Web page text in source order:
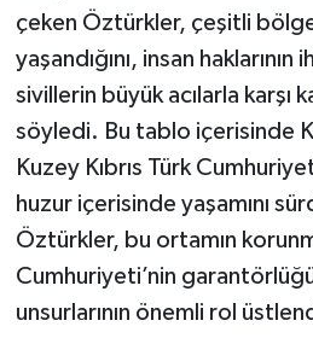
çeken Öztürkler, çeşitli
yaşandığını, insan
sivillerin büyük acılarla karşı
söyledi. Bu tablo içerisinde
Kuzey Kıbrıs Türk
huzur içerisinde yaşamını
Öztürkler, bu ortamın
Cumhuriyeti’nin
unsurlarının önemli rol